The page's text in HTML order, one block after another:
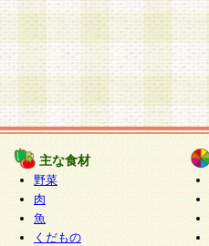
主な食材
野菜
肉
魚
くだもの